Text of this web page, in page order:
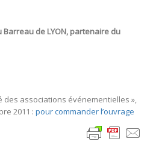
Barreau de LYON, partenaire du
des associations événementielles »,
2011 : pour commander l’ouvrage